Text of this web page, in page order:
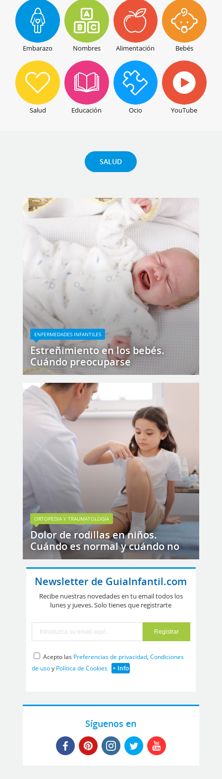
Embarazo Nombres Alimentación Bebés
Salud Educación Ocio YouTube
SALUD
ENFERMEDADES INFANTILES
Estreñimiento en los bebés.
Cuándo preocuparse
ORTOPEDIA Y TRAUMATOLOGÍA
Dolor de rodillas en niños.
Cuándo es normal y cuándo no
Newsletter de GuiaInfantil.com
Recibe nuestras novedades en tu email todos los
lunes y jueves. Solo tienes que registrarte
Acepto las Preferencias de privacidad,Condiciones
de usoy Política de Cookies + Info
Síguenos en